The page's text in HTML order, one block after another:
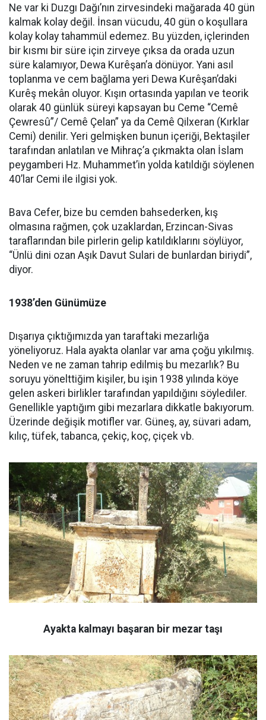
Ne var ki Duzgı Dağı’nın zirvesindeki mağarada 40 gün
kalmak kolay değil. İnsan vücudu, 40 gün o koşullara
kolay kolay tahammül edemez. Bu yüzden, içlerinden
bir kısmı bir süre için zirveye çıksa da orada uzun
süre kalamıyor, Dewa Kurêşan’a dönüyor. Yani asıl
toplanma ve cem bağlama yeri Dewa Kurêşan’daki
Kurêş mekân oluyor. Kışın ortasında yapılan ve teorik
olarak 40 günlük süreyi kapsayan bu Ceme “Cemê
Çewresû”/ Cemê Çelan” ya da Cemê Qilxeran (Kırklar
Cemi) denilir. Yeri gelmişken bunun içeriği, Bektaşiler
tarafından anlatılan ve Mihraç’a çıkmakta olan İslam
peygamberi Hz. Muhammet’in yolda katıldığı söylenen
40’lar Cemi ile ilgisi yok.
Bava Cefer, bize bu cemden bahsederken, kış
olmasına rağmen, çok uzaklardan, Erzincan-Sivas
taraflarından bile pirlerin gelip katıldıklarını söylüyor,
“Ünlü dini ozan Aşık Davut Sulari de bunlardan biriydi”,
diyor.
1938’den Günümüze
Dışarıya çıktığımızda yan taraftaki mezarlığa
yöneliyoruz. Hala ayakta olanlar var ama çoğu yıkılmış.
Neden ve ne zaman tahrip edilmiş bu mezarlık? Bu
soruyu yönelttiğim kişiler, bu işin 1938 yılında köye
gelen askeri birlikler tarafından yapıldığını söylediler.
Genellikle yaptığım gibi mezarlara dikkatle bakıyorum.
Üzerinde değişik motifler var. Güneş, ay, süvari adam,
kılıç, tüfek, tabanca, çekiç, koç, çiçek vb.
Ayakta kalmayı başaran bir mezar taşı